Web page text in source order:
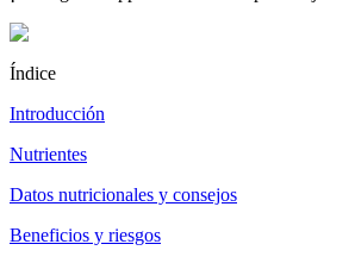
Índice
Introducción
Nutrientes
Datos nutricionales y consejos
Beneficios y riesgos